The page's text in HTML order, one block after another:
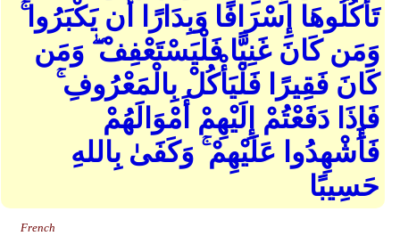
تَأْكُلُوهَا إِسْرَافًا وَبِدَارًا أَن يَكْبَرُوا ۚ
وَمَن كَانَ غَنِيًّا فَلْيَسْتَعْفِفْ ۖ وَمَن
كَانَ فَقِيرًا فَلْيَأْكُلْ بِالْمَعْرُوفِ ۚ
فَإِذَا دَفَعْتُمْ إِلَيْهِمْ أَمْوَالَهُمْ
فَأَشْهِدُوا عَلَيْهِمْ ۚ وَكَفَىٰ بِاللهِ
حَسِيبًا
French